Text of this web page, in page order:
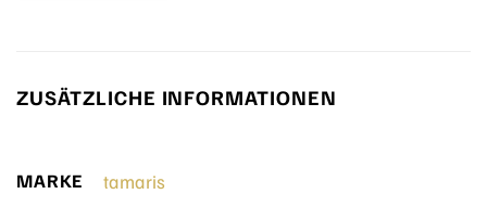
ZUSÄTZLICHE INFORMATIONEN
MARKE tamaris